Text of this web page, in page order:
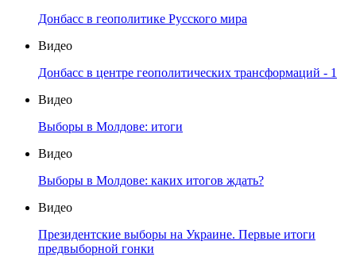
Донбасс в геополитике Русского мира
Видео
Донбасс в центре геополитических трансформаций - 1
Видео
Выборы в Молдове: итоги
Видео
Выборы в Молдове: каких итогов ждать?
Видео
Президентские выборы на Украине. Первые итоги
предвыборной гонки